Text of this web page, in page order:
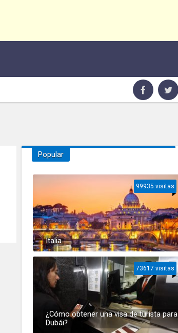
Popular
Italia
99935 visitas
¿Cómo obtener una visa de turista para
Dubái?
73617 visitas